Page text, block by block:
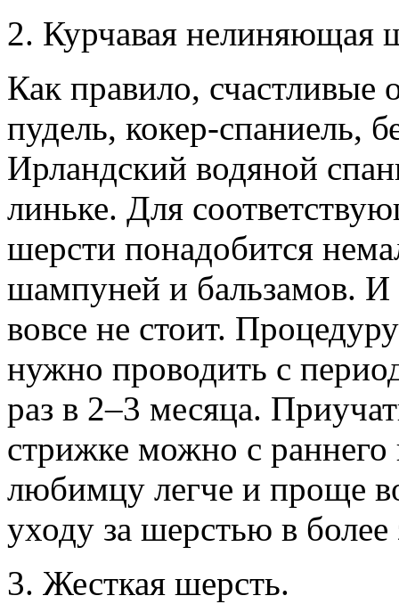
2. Курчавая нелиняющая
Как правило, счастливые
пудель, кокер-спаниель,
Ирландский водяной
линьке. Для
шерсти понадобится
шампуней и бальзамов. И
вовсе не стоит.
нужно проводить с
раз в 2–3 месяца.
стрижке можно с раннего
любимцу легче и проще
уходу за шерстью в более
3. Жесткая шерсть.